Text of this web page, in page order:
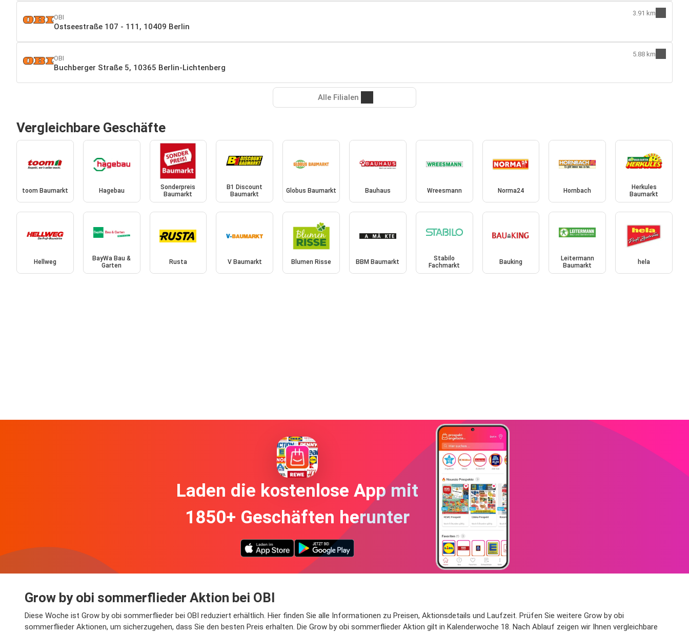
OBI
Ostseestraße 107 - 111, 10409 Berlin
3.91 km
OBI
Buchberger Straße 5, 10365 Berlin-Lichtenberg
5.88 km
Alle Filialen
Vergleichbare Geschäfte
toom Baumarkt Hagebau
Sonderpreis
Baumarkt
B1 Discount
Baumarkt
Globus Baumarkt Bauhaus Wreesmann Norma24 Hornbach
Herkules
Baumarkt
Hellweg
BayWa Bau &
Garten
Rusta V Baumarkt Blumen Risse BBM Baumarkt
Stabilo
Fachmarkt
Bauking
Leitermann
Baumarkt
hela
Laden die kostenlose App mit
1850+ Geschäften herunter
Grow by obi sommerflieder Aktion bei OBI
Diese Woche ist Grow by obi sommerflieder bei OBI reduziert erhältlich. Hier finden Sie alle Informationen zu Preisen, Aktionsdetails und Laufzeit. Prüfen Sie weitere Grow by obi
sommerflieder Aktionen, um sicherzugehen, dass Sie den besten Preis erhalten. Die Grow by obi sommerflieder Aktion gilt in Kalenderwoche 18. Nach Ablauf zeigen wir Ihnen vergleichbare